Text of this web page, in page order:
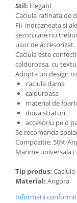
Stil: Elegant
Caciula rafinata de
Fii indrazneata si
sezon,care nu
usor de accesorizat.
Caciula este
calduroasa, cu
Adopta un design
caciula dama
calduroasa
material de
doua straturi
accesoriu pe o
Se recomanda
Compozitie: 50%
Marime universala
Tip produs: Caciula
Material: Angora
Informatii